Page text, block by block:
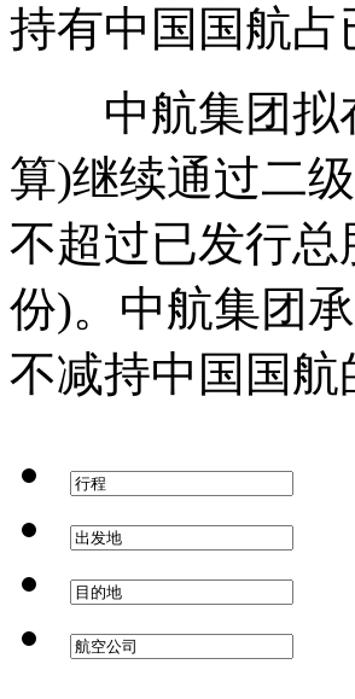
持有中国国航
中航集团拟在
算)继续通过二
不超过已发行
份)。中航集团
不减持中国国航